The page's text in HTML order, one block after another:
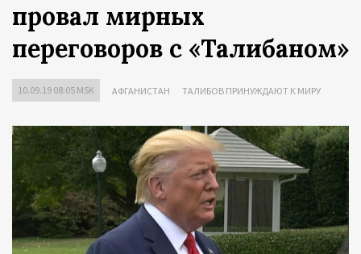
провал мирных
переговоров с «Талибаном»
10.09.19 08:05 MSK АФГАНИСТАН ТАЛИБОВ ПРИНУЖДАЮТ К МИРУ